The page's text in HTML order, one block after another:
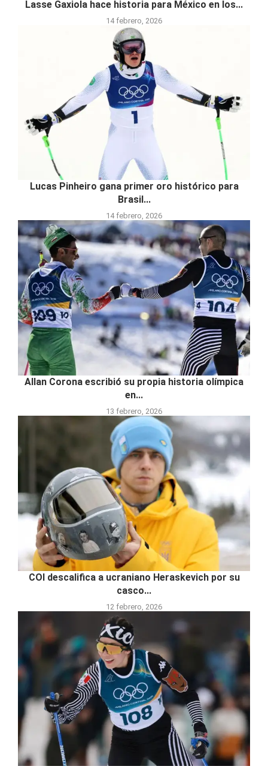
Lasse Gaxiola hace historia para México en los...
14 febrero, 2026
Lucas Pinheiro gana primer oro histórico para
Brasil...
14 febrero, 2026
Allan Corona escribió su propia historia olímpica
en...
13 febrero, 2026
COI descalifica a ucraniano Heraskevich por su
casco...
12 febrero, 2026